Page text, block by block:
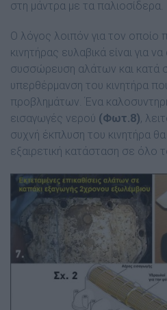
στη µάντρα µε τα παλιοσίδερα.
Ο λόγος λοιπόν για τον οποίο
κινητήρας ευλαβικά είναι για
συσσώρευση αλάτων και κατά
υπερθέρµανση του κινητήρα
προβληµάτων. Ένα
εισαγωγές νερού (Φωτ.8),
συχνή έκπλυση του κινητήρα
εξαιρετική κατάσταση σε όλο